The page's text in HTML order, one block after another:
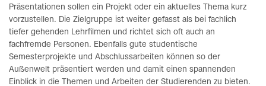
Präsentationen sollen ein Projekt oder ein aktuelles Thema kurz
vorzustellen. Die Zielgruppe ist weiter gefasst als bei fachlich
tiefer gehenden Lehrfilmen und richtet sich oft auch an
fachfremde Personen. Ebenfalls gute studentische
Semesterprojekte und Abschlussarbeiten können so der
Außenwelt präsentiert werden und damit einen spannenden
Einblick in die Themen und Arbeiten der Studierenden zu bieten.